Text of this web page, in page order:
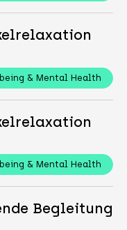
& Mental Health
& Mental Health
Begleitung